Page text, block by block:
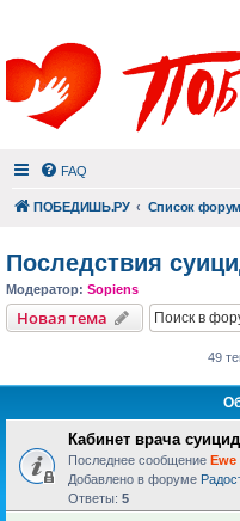
FAQ
ПОБЕДИШЬ.РУ Список
Последствия
Модератор: Sopiens
Новая тема
49
Кабинет врача
Последнее сообщение Ewe
Добавлено в форуме
Ответы: 5